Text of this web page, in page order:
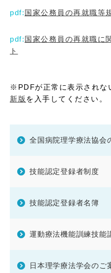
国家公務員の再就職
国家公務員の再就職
ト
※PDFが正常に表示されな
新版 を入手してください。
全国病院理学療法協会
技能認定登録者制度
技能認定登録者名簿
運動療法機能訓練技能
日本理学療法学会のご